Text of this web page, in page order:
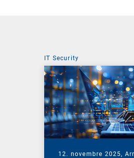
IT Security
12. novembre 2025,